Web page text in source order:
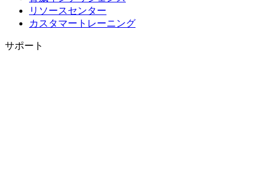
リソースセンター
カスタマートレーニング
サポート